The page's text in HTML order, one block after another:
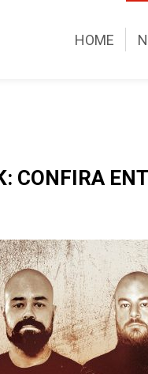
HOME
CONFIRA